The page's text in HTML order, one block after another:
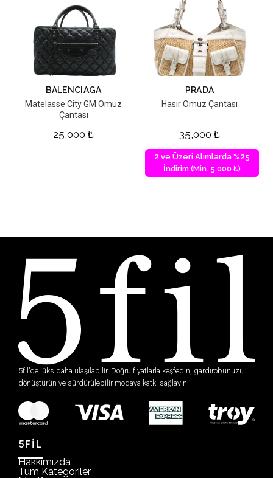
BALENCIAGA
Matelasse City GM Omuz
Çantası
25,000 ₺
PRADA
Hasır Omuz Çantası
35,000 ₺
2 ve Üzeri Alımlarda %25
İndirim (Min. 5,000 ₺)
5fil’de lüks daha ulaşılabilir. Doğru fiyatlarla keşfedin, gardırobunuzu
dönüştürün ve sürdürülebilir modaya katkı sağlayın.
5FİL
Hakkımızda
Tüm Kategoriler